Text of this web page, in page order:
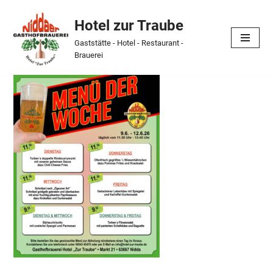
Skip
content
Hotel zur Traube
Gaststätte - Hotel - Restaurant -
Brauerei